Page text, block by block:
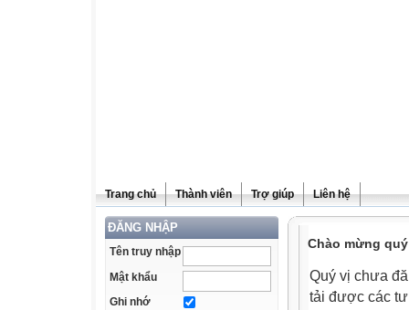
Trang chủ Thành viên Trợ giúp Liên hệ
ĐĂNG NHẬP
Tên truy nhập
Mật khẩu
Ghi nhớ
Chào mừng
Quý vị chưa
tải được các